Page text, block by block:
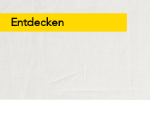
Entdecken